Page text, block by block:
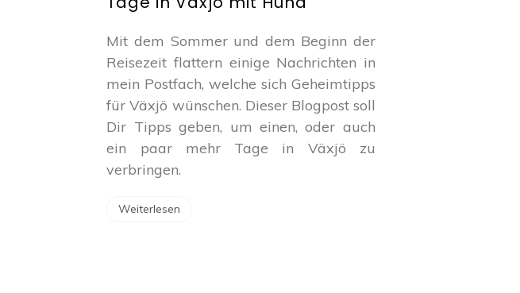
Tage
Växjö
mit
Hund
Mit dem Sommer und dem Beginn der
Reisezeit flattern einige Nachrichten in
mein Postfach, welche sich Geheimtipps
für Växjö wünschen. Dieser Blogpost soll
Dir Tipps geben, um einen, oder auch
ein paar mehr Tage in Växjö zu
verbringen.
Weiterlesen